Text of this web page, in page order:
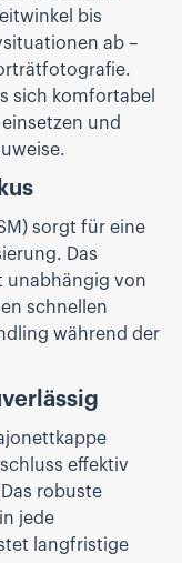
bis
ab –
sich komfortabel
und
sorgt für eine
Das
unabhängig von
schnellen
während der
effektiv
robuste
jede
langfristige